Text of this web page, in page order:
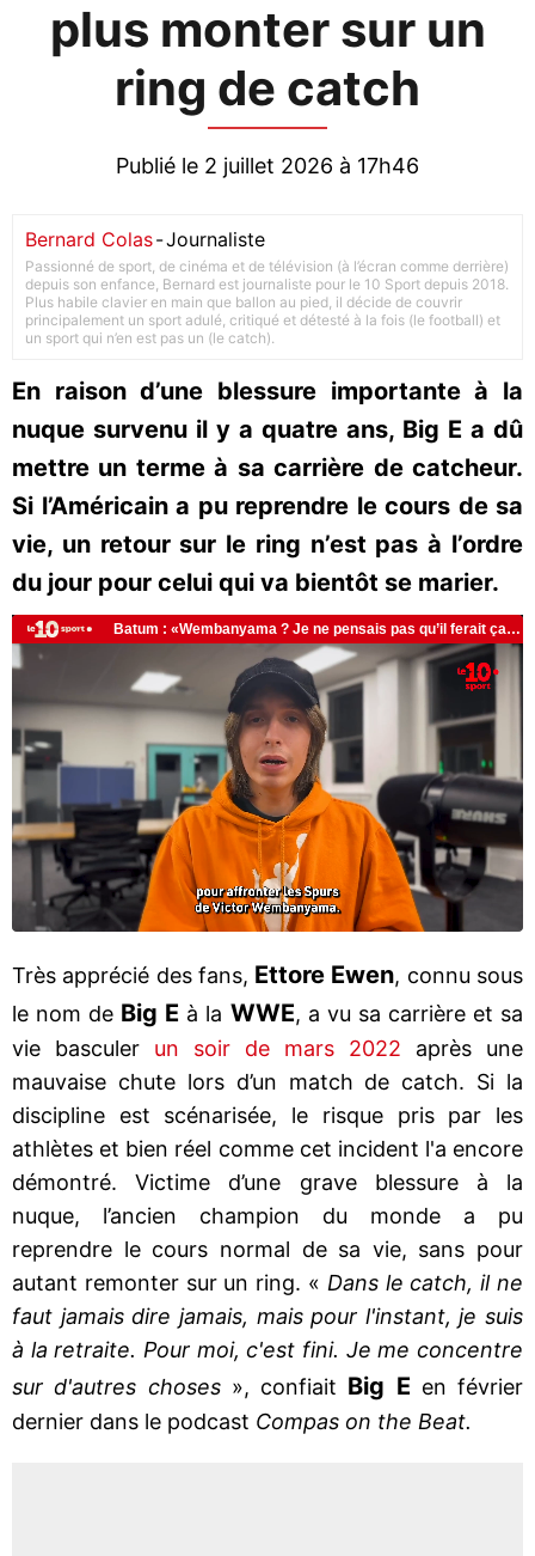
plus monter sur un
ring de catch
Publié le 2 juillet 2026 à 17h46
Bernard Colas-Journaliste
Passionné de sport, de cinéma et de télévision (à l’écran comme derrière)
depuis son enfance, Bernard est journaliste pour le 10 Sport depuis 2018.
Plus habile clavier en main que ballon au pied, il décide de couvrir
principalement un sport adulé, critiqué et détesté à la fois (le football) et
un sport qui n’en est pas un (le catch).
En raison d’une blessure importante à la
nuque survenu il y a quatre ans, Big E a dû
mettre un terme à sa carrière de catcheur.
Si l’Américain a pu reprendre le cours de sa
vie, un retour sur le ring n’est pas à l’ordre
du jour pour celui qui va bientôt se marier.
Très apprécié des fans, Ettore Ewen, connu sous
le nom de Big E à la WWE, a vu sa carrière et sa
vie basculer un soir de mars 2022 après une
mauvaise chute lors d’un match de catch. Si la
discipline est scénarisée, le risque pris par les
athlètes et bien réel comme cet incident l'a encore
démontré. Victime d’une grave blessure à la
nuque, l’ancien champion du monde a pu
reprendre le cours normal de sa vie, sans pour
autant remonter sur un ring. « Dans le catch, il ne
faut jamais dire jamais, mais pour l'instant, je suis
à la retraite. Pour moi, c'est fini. Je me concentre
sur d'autres choses », confiait Big E en février
dernier dans le podcast Compas on the Beat.